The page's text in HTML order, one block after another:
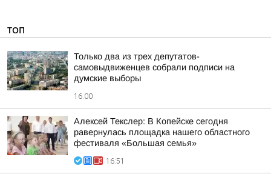
ТОП
Только два из трех депутатов-
самовыдвиженцев собрали подписи на
думские выборы
16:00
Алексей Текслер: В Копейске сегодня
равернулась площадка нашего областного
фестиваля «Большая семья»
16:51